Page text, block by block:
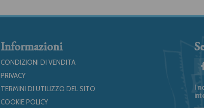
Informazioni
CONDIZIONI DI VENDITA
PRIVACY
TERMINI DI UTILIZZO DEL SITO
COOKIE POLICY
I